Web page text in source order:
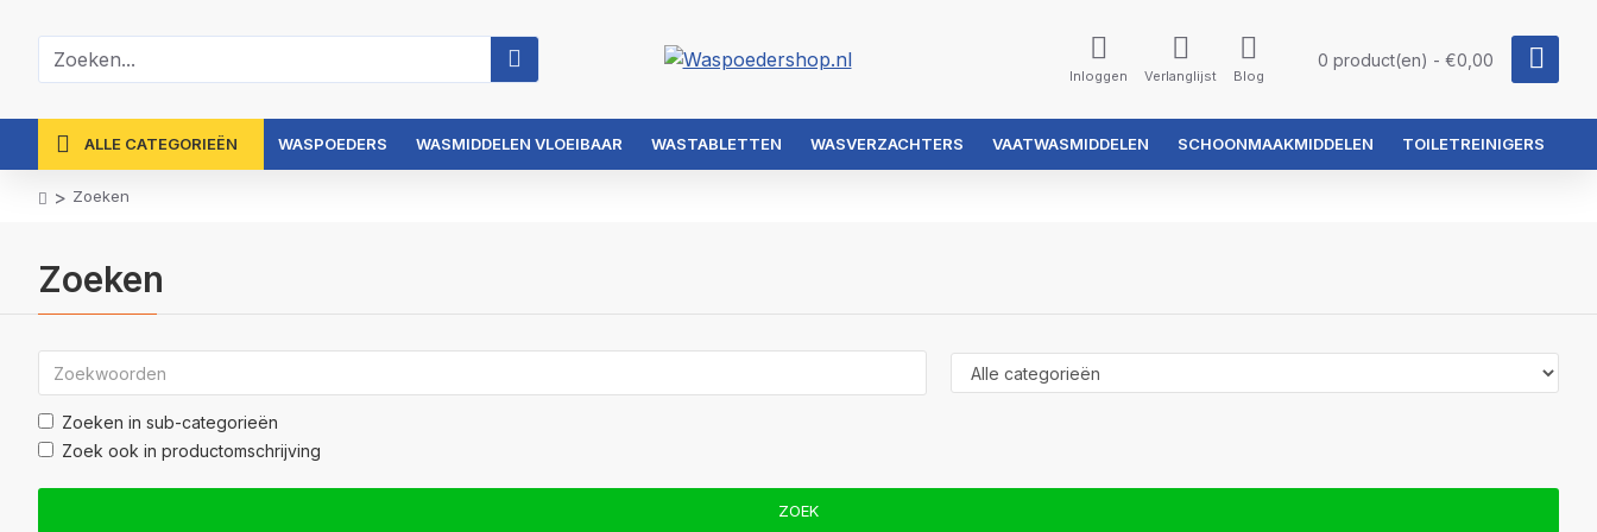
Inloggen Verlanglijst Blog
0 product(en) - €0,00
ALLE CATEGORIEËN WASPOEDERS WASMIDDELEN VLOEIBAAR WASTABLETTEN WASVERZACHTERS VAATWASMIDDELEN SCHOONMAAKMIDDELEN TOILETREINIGERS
Zoeken
Zoeken
Zoeken in sub-categorieën
Zoek ook in productomschrijving
ZOEK